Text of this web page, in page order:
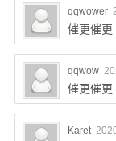
qqwower
催更催更
qqwow
催更催更
Karet